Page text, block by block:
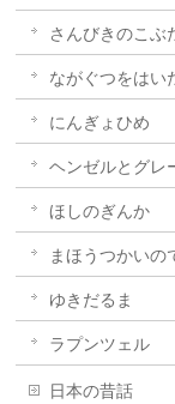
さんびきのこぶ
ながぐつをはい
にんぎょひめ
ヘンゼルとグレ
ほしのぎんか
まほうつかいの
ゆきだるま
ラプンツェル
日本の昔話